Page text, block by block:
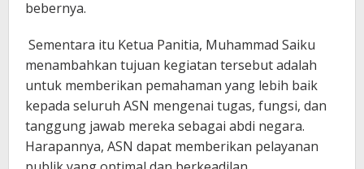
bebernya.
Sementara itu Ketua Panitia, Muhammad Saiku
menambahkan tujuan kegiatan tersebut adalah
untuk memberikan pemahaman yang lebih baik
kepada seluruh ASN mengenai tugas, fungsi, dan
tanggung jawab mereka sebagai abdi negara.
Harapannya, ASN dapat memberikan pelayanan